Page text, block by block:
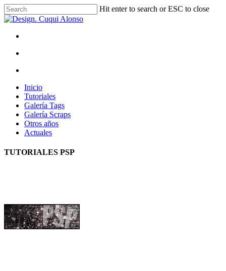
Hit enter to search or ESC to close
Inicio
Tutoriales
Galería Tags
Galería Scraps
Otros años
Actuales
TUTORIALES PSP